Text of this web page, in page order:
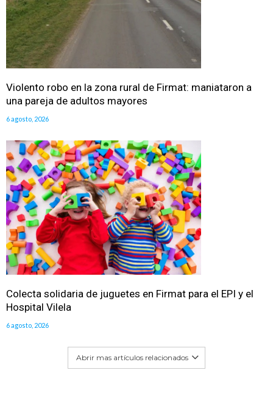
Violento robo en la zona rural de Firmat: maniataron a
una pareja de adultos mayores
6 agosto, 2026
Colecta solidaria de juguetes en Firmat para el EPI y el
Hospital Vilela
6 agosto, 2026
Abrir mas artículos relacionados